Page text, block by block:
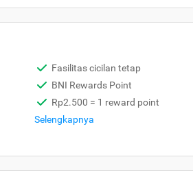
Fasilitas cicilan tetap
BNI Rewards Point
Rp2.500 = 1 reward point
Selengkapnya